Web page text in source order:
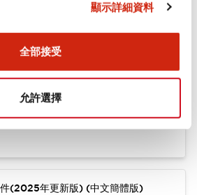
顯示詳細資料
全部接受
允許選擇
式 控制元件 (中文簡體版)
(2025年更新版) (中文簡體版)